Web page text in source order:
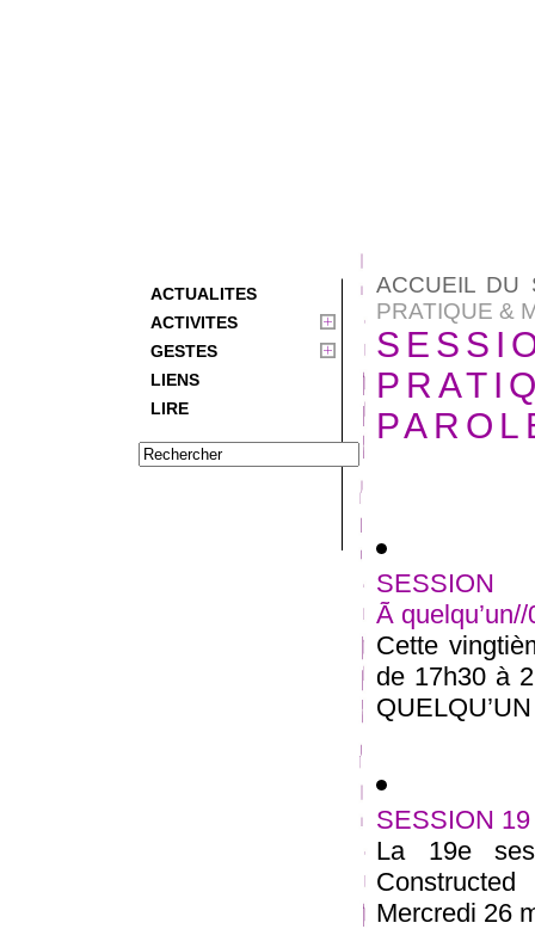
ACTUALITES
ACTIVITES
GESTES
LIENS
LIRE
ACCUEIL DU
PRATIQUE &
Ã
Cette
de 17h30 à
SESSION
La 19e
Mercredi 26